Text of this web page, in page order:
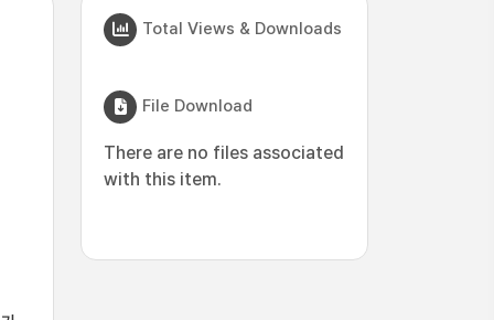
Total Views & Downloads
File Download
There are no files associated
with this item.